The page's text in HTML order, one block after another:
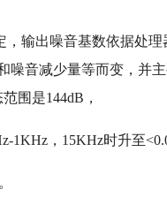
输出噪音基数依据处
音减少量等而变，并
围是144dB，
1KHz，15KHz时升至